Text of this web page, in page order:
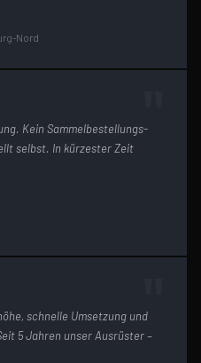
Nord
"
Kein Sammelbestellungs-
selbst. In kürzester Zeit
"
schnelle Umsetzung und
5 Jahren unser Ausrüster –